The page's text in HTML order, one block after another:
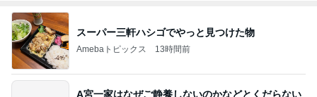
スーパー三軒ハシゴでやっと見つけた物
Amebaトピックス 13時間前
A宮一家はなぜご静養しないのかなどとくだらない